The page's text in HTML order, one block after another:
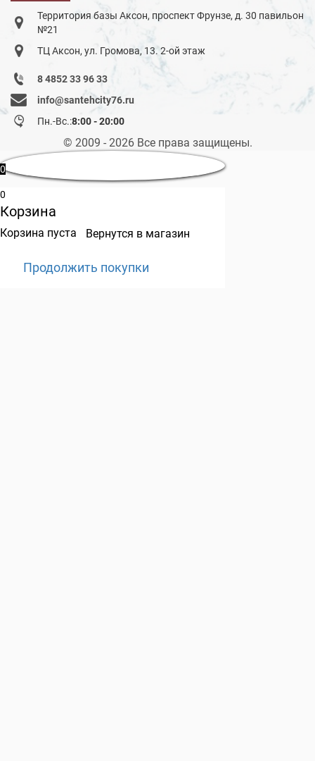
Территория базы Аксон, проспект Фрунзе, д. 30 павильон
№21
ТЦ Аксон, ул. Громова, 13. 2-ой этаж
8 4852 33 96 33
info@santehcity76.ru
Пн.-Вс.:8:00 - 20:00
© 2009 - 2026 Все права защищены.
0
0
Корзина
Корзина пуста Вернутся в магазин
Продолжить покупки